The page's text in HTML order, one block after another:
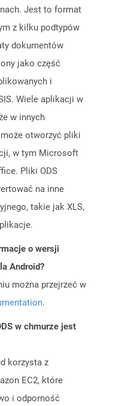
Jest to format
z kilku podtypów
dokumentów
jako część
i
Wiele aplikacji w
w innych
otworzyć pliki
w tym Microsoft
Pliki ODS
na inne
takie jak XLS,
o wersji
Android?
można przejrzeć w
.
w chmurze jest
korzysta z
EC2, które
i odporność